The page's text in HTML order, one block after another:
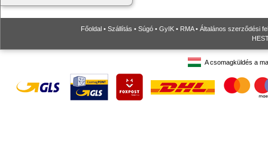
Főoldal • Szállítás • Súgó • GyIK • RMA• Általános szerződési
A csomagküldés a